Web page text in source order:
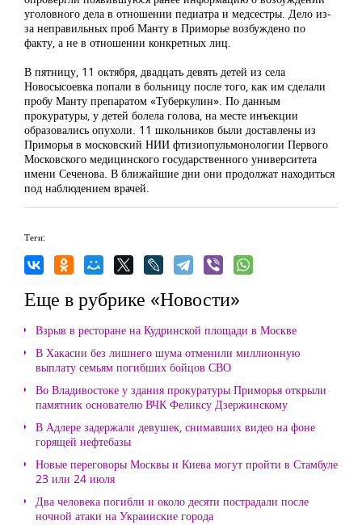
уголовного дела в отношении педиатра и медсестры. Дело из-
за неправильных проб Манту в Приморье возбуждено по
факту, а не в отношении конкретных лиц.
В пятницу, 11 октября, двадцать девять детей из села
Новосысоевка попали в больницу после того, как им сделали
пробу Манту препаратом «Туберкулин». По данным
прокуратуры, у детей болела голова, на месте инъекции
образовались опухоли. 11 школьников были доставлены из
Приморья в московский НИИ фтизиопульмонологии Первого
Московского медицинского государственного университета
имени Сеченова. В ближайшие дни они продолжат находиться
под наблюдением врачей.
Теги:
Еще в рубрике «Новости»
Взрыв в ресторане на Кудринской площади в Москве
В Хакасии без лишнего шума отменили миллионную
выплату семьям погибших бойцов СВО
Во Владивостоке у здания прокуратуры Приморья открыли
памятник основателю ВЧК Феликсу Дзержинскому
В Адлере задержали девушек, снимавших видео на фоне
горящей нефтебазы
Новые переговоры Москвы и Киева могут пройти в Стамбуле
23 или 24 июля
Два человека погибли и около десяти пострадали после
ночной атаки на Украинские города